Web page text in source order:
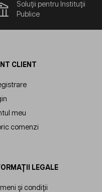
Soluții pentru Instituții
Publice
CLIENT
meu
comenzi
LEGALE
și condiții